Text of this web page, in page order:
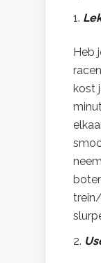
Heb
kost